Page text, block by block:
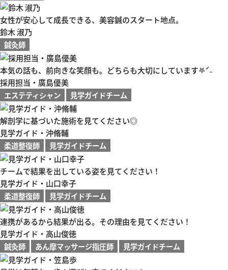
女性が安心して成長できる、美容鍼のスタート地点。
鈴木 淑乃
鍼灸師
本気の話も、前向きな笑顔も。どちらも大切にしています𖤐ˊ˗
採用担当・廣島優美
エステティシャン
見学ガイドチーム
解剖学に基づいた施術を見てください◎
見学ガイド・沖脩輔
柔道整復師
見学ガイドチーム
チームで結果を出している姿を見てください！
見学ガイド・山口幸子
柔道整復師
見学ガイドチーム
連携があるから結果が出る。その理由を見てください！
見学ガイド・高山俊徳
鍼灸師
あん摩マッサージ指圧師 見学ガイドチーム